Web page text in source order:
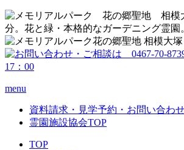
menu
資料請求・見学予約・お問い合わ
霊園施設協会TOP
TOP